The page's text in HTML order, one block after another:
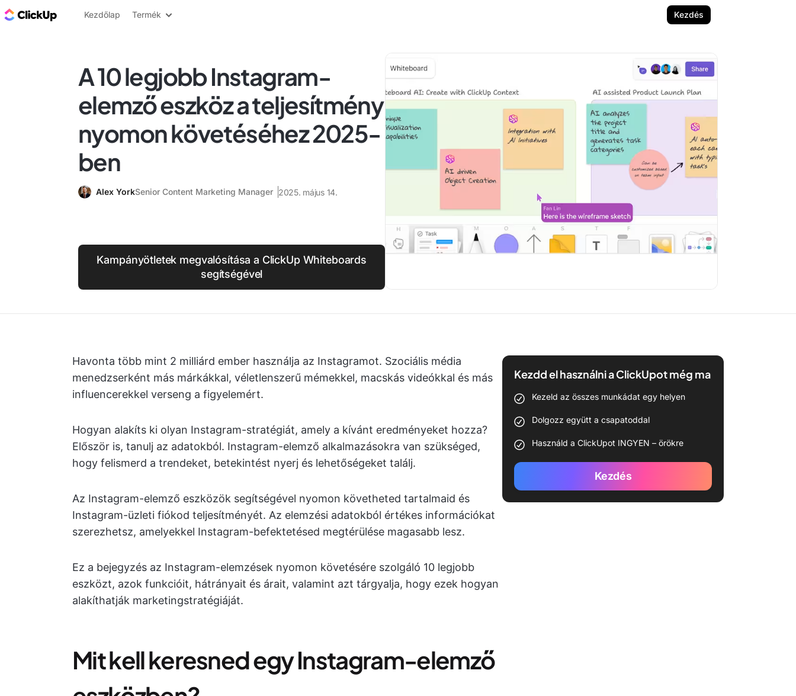
ClickUp blog
Kezdőlap Termék Kezdés
A 10 legjobb Instagram-
elemző eszköz a teljesítmény
nyomon követéséhez 2025-
ben
Alex YorkSenior Content Marketing Manager 2025. május 14.
Kampányötletek megvalósítása a ClickUp Whiteboards
segítségével
Havonta több mint 2 milliárd ember használja az Instagramot. Szociális média
menedzserként más márkákkal, véletlenszerű mémekkel, macskás videókkal és más
influencerekkel verseng a figyelemért.
Hogyan alakíts ki olyan Instagram-stratégiát, amely a kívánt eredményeket hozza?
Először is, tanulj az adatokból. Instagram-elemző alkalmazásokra van szükséged,
hogy felismerd a trendeket, betekintést nyerj és lehetőségeket találj.
Az Instagram-elemző eszközök segítségével nyomon követheted tartalmaid és
Instagram-üzleti fiókod teljesítményét. Az elemzési adatokból értékes információkat
szerezhetsz, amelyekkel Instagram-befektetésed megtérülése magasabb lesz.
Ez a bejegyzés az Instagram-elemzések nyomon követésére szolgáló 10 legjobb
eszközt, azok funkcióit, hátrányait és árait, valamint azt tárgyalja, hogy ezek hogyan
alakíthatják marketingstratégiáját.
Mit kell keresned egy Instagram-elemző
Kezdd el használni a ClickUpot még ma
Kezeld az összes munkádat egy helyen
Dolgozz együtt a csapatoddal
Használd a ClickUpot INGYEN – örökre
Kezdés